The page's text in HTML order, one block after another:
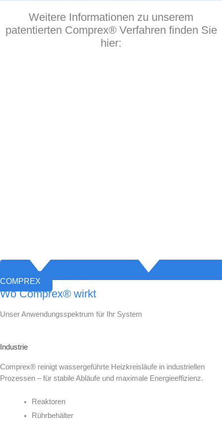
Weitere Informationen zu unserem
patentierten Comprex® Verfahren finden Sie
hier:
COMPREX
Wo Comprex® wirkt
Unser Anwendungsspektrum für Ihr System
Industrie
Comprex® reinigt wassergeführte Heizkreisläufe in industriellen
Prozessen – für stabile Abläufe und maximale Energieeffizienz.
Reaktoren
Rührbehälter